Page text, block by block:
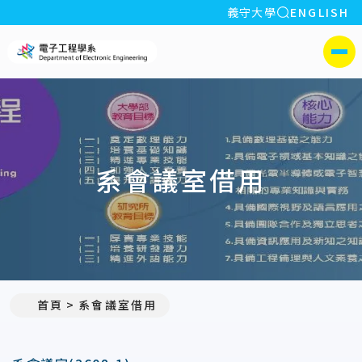
:::
義守大學 全站搜索
ENGLISH
側選單
系會議室借用
首頁 系會議室借用